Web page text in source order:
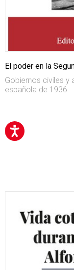
El poder en la
Gobiernos civiles y
española de 1936